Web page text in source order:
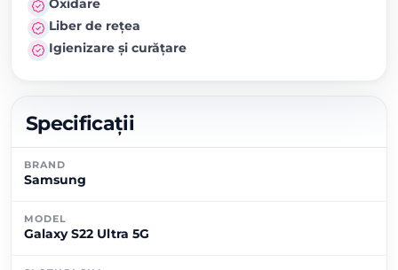
Liber de rețea
Igienizare și curățare
Specificații
BRAND
Samsung
MODEL
Galaxy S22 Ultra 5G